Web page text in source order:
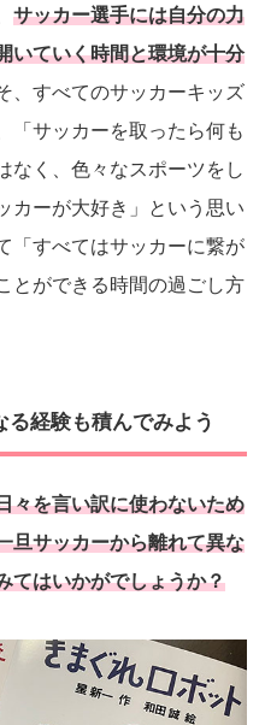
サッカー選手には自分の力
いていく時間と環境が十分
、すべてのサッカーキッズ
「サッカーを取ったら何も
なく、色々なスポーツをし
カーが大好き」という思い
「すべてはサッカーに繋が
とができる時間の過ごし方
る経験も積んでみよう
々を言い訳に使わないため
旦サッカーから離れて異な
てはいかがでしょうか？